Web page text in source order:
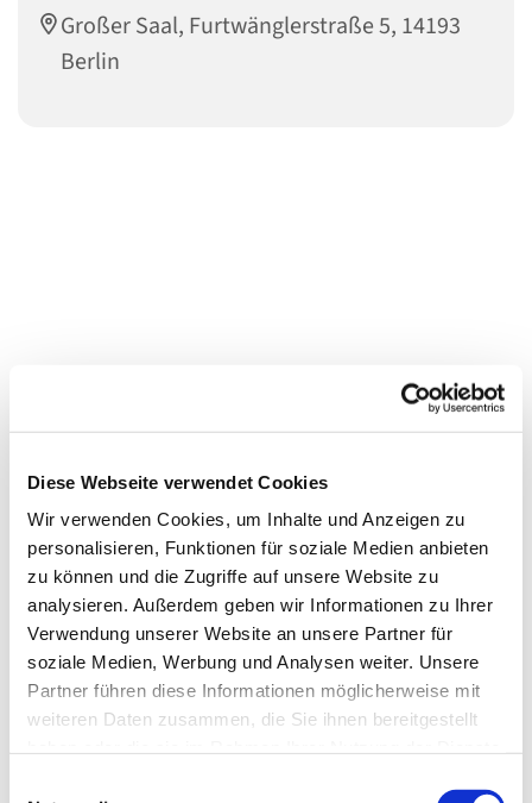
Diese Webseite verwendet Cookies
Wir verwenden Cookies, um Inhalte und Anzeigen zu
personalisieren, Funktionen für soziale Medien anbieten
zu können und die Zugriffe auf unsere Website zu
analysieren. Außerdem geben wir Informationen zu Ihrer
Verwendung unserer Website an unsere Partner für
soziale Medien, Werbung und Analysen weiter. Unsere
Partner führen diese Informationen möglicherweise mit
weiteren Daten zusammen, die Sie ihnen bereitgestellt
Großer Saal, Furtwänglerstraße 5, 14193
Berlin
Dies könnte Sie auch interessieren